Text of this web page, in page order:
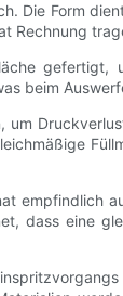
Die Form
Rechnung
beim
empfindlich
dass eine